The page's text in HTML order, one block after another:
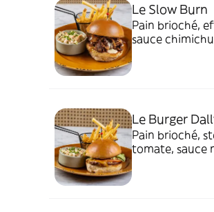
Le Slow Burn
Pain brioché,
sauce
Le Burger
Pain brioché,
tomate, sauce